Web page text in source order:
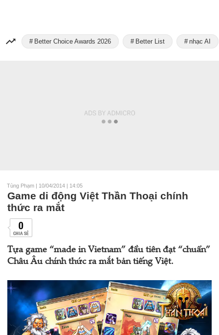
Better Choice Awards 2026 Better List nhạc AI
Tùng Phạm | 10/04/2014 | 14:05
Game di động Việt Thần Thoại chính
thức ra mắt
0
CHIA SẺ
Tựa game “made in Vietnam” đầu tiên đạt “chuẩn”
Châu Âu chính thức ra mắt bản tiếng Việt.